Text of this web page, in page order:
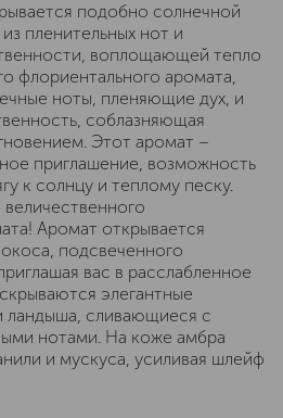
подобно солнечной
пленительных нот и
воплощающей тепло
флориентального аромата,
ноты, пленяющие дух, и
соблазняющая
Этот аромат –
приглашение, возможность
к солнцу и теплому песку.
Аромат открывается
подсвеченного
вас в расслабленное
элегантные
ландыша, сливающиеся с
нотами. На коже амбра
и мускуса, усиливая шлейф